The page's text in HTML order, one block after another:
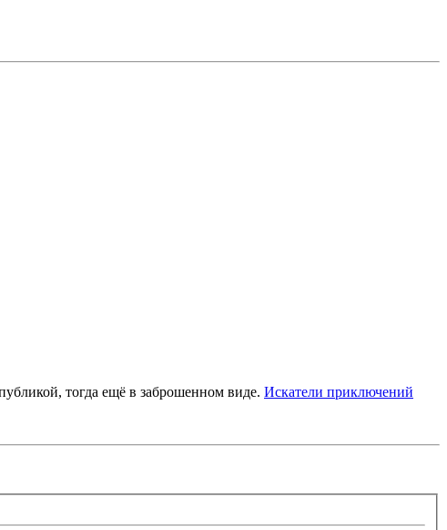
тогда ещё в заброшенном виде. Искатели приключений